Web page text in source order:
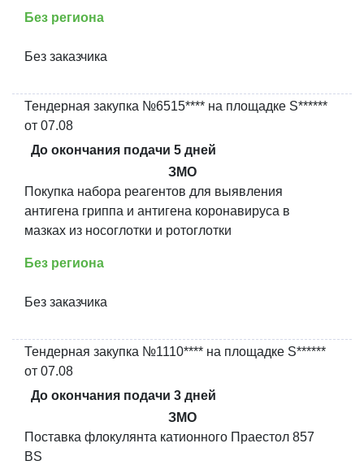
Без региона
Без заказчика
Тендерная закупка №6515**** на площадке S******
от 07.08
До окончания подачи 5 дней
ЗМО
Покупка набора реагентов для выявления
антигена гриппа и антигена коронавируса в
мазках из носоглотки и ротоглотки
Без региона
Без заказчика
Тендерная закупка №1110**** на площадке S******
от 07.08
До окончания подачи 3 дней
ЗМО
Поставка флокулянта катионного Праестол 857
BS